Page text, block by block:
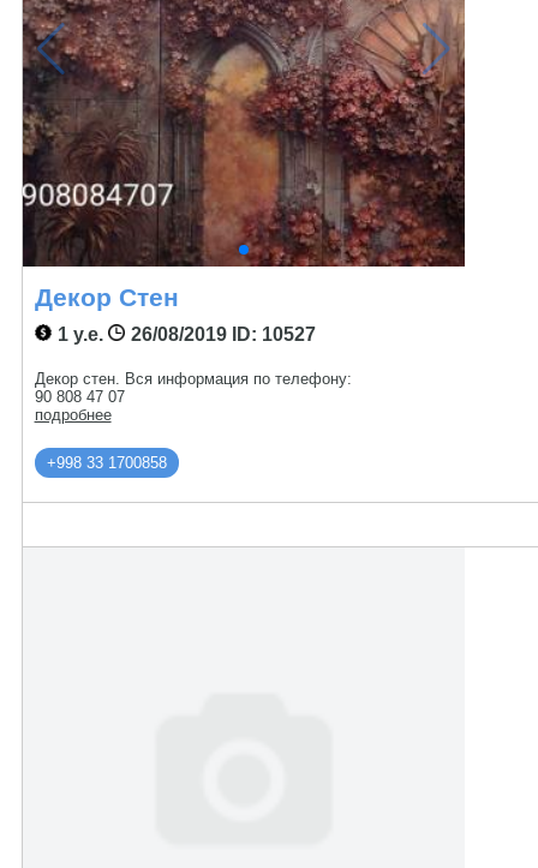
Декор Стен
1 у.е. 26/08/2019ID: 10527
Декор стен. Вся информация по телефону:
90 808 47 07
подробнее
+998 33 1700858